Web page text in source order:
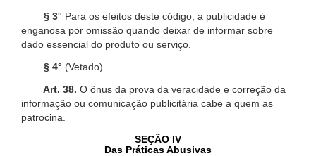
§ 3° Para os efeitos deste código, a publicidade é
enganosa por omissão quando deixar de informar sobre
dado essencial do produto ou serviço.
§ 4° (Vetado).
Art. 38. O ônus da prova da veracidade e correção da
informação ou comunicação publicitária cabe a quem as
patrocina.
SEÇÃO IV
Das Práticas Abusivas